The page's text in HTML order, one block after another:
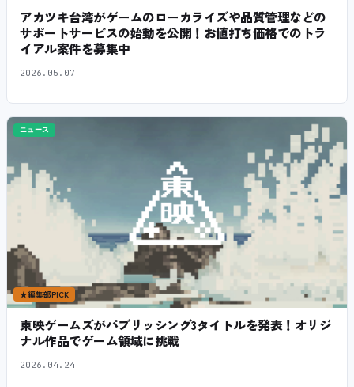
アカツキ台湾がゲームのローカライズや品質管理などの
サポートサービスの始動を公開！お値打ち価格でのトラ
イアル案件を募集中
2026.05.07
ニュース
★編集部PICK
東映ゲームズがパブリッシング3タイトルを発表！オリジ
ナル作品でゲーム領域に挑戦
2026.04.24